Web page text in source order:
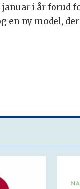
i år forud
en ny model,